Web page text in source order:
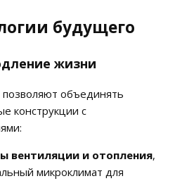
будущего
жизни
объединять
конструкции с
вентиляции и отопления,
микроклимат для